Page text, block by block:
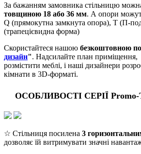
За бажанням замовника стільницю
товщиною 18 або 36 мм. А опори
Q (прямокутна замкнута опора), Т (П-
(трапецієвидна форма)
Скористайтеся нашою безкоштовною
дизайн". Надсилайте план приміщення,
розмістити меблі, і наші дизайнери
кімнати в 3D-форматі.
ОСОБЛИВОСТІ СЕРІЇ Promo-
☆ Стільниця посилена 3
дозволяє їй витримувати значні